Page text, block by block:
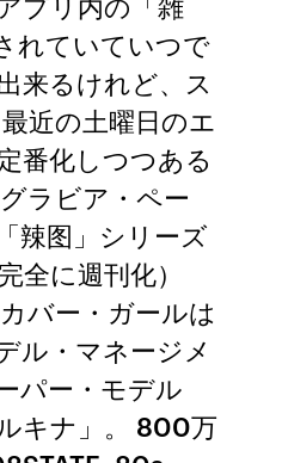
れていていつで
来るけれど、ス
近の土曜日のエ
番化しつつある
ラビア・ペー
辣图」シリーズ
全に週刊化）
バー・ガールは
ル・マネージメ
パー・モデル
キナ」。 800万